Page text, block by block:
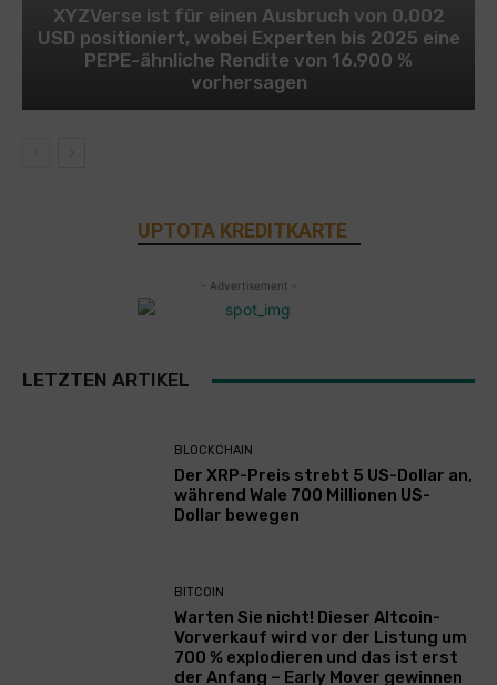
XYZVerse ist für einen Ausbruch von 0,002
USD positioniert, wobei Experten bis 2025 eine
PEPE-ähnliche Rendite von 16.900 %
vorhersagen
UPTOTA KREDITKARTE
- Advertisement -
LETZTEN ARTIKEL
BLOCKCHAIN
Der XRP-Preis strebt 5 US-Dollar an,
während Wale 700 Millionen US-
Dollar bewegen
BITCOIN
Warten Sie nicht! Dieser Altcoin-
Vorverkauf wird vor der Listung um
700 % explodieren und das ist erst
der Anfang – Early Mover gewinnen